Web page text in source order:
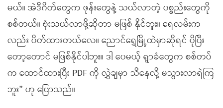
မယ်။ အဲဒီဂိတ်တွေက ဖုန်းတွေနဲ့ သယ်လာတဲ့ ပစ္စည်းတွေကို
စစ်တယ်။ ဗုံးသယ်လာဖို့ဆိုတာ မဖြစ် နိုင်ဘူး။ ရေလမ်းက
လည်း ပိတ်ထားတယ်လေ။ ညောင်ရွှေမြို့ထဲမှာဆိုရင် ပိုပြီး
တော့တောင် မဖြစ်နိုင်ပါဘူး။ ဒါ ပေမယ့် ရွာခံတွေက စစ်တပ်
က ထောင်ထားပြီး PDF ကို လွှဲချမှာ သိနေလို့ မသွားလာရဲကြ
ဘူး” ဟု ပြောသည်။